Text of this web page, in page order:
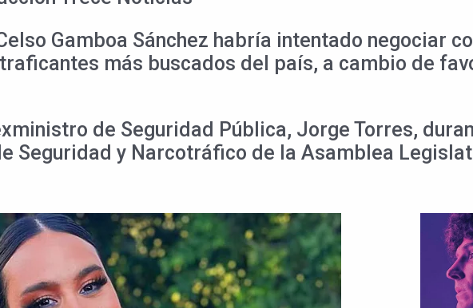
Gamboa Sánchez habría intentado negociar
más buscados del país, a cambio de
de Seguridad Pública, Jorge Torres,
Seguridad y Narcotráfico de la Asamblea